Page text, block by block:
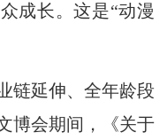
成长。这是“动漫
延伸、全年龄段
博会期间，《关于